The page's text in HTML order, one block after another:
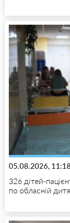
05.08.2026, 11:18
326 дітей-
по обласній